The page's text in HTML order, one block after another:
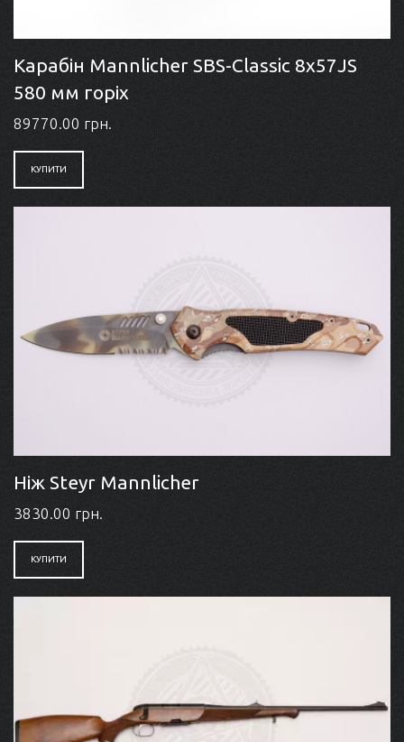
Карабін Mannlicher SBS-Classic 8x57JS
580 мм горіх
89770.00 грн.
КУПИТИ
Ніж Steyr Mannlicher
3830.00 грн.
КУПИТИ